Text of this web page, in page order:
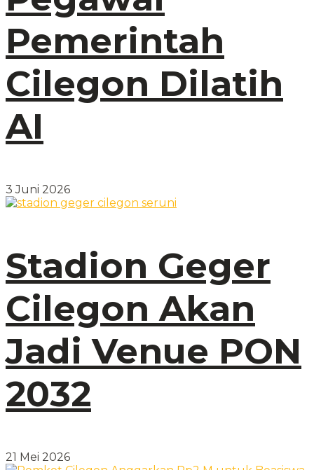
Pemerintah
Cilegon Dilatih
AI
3 Juni 2026
Stadion Geger
Cilegon Akan
Jadi Venue PON
2032
21 Mei 2026